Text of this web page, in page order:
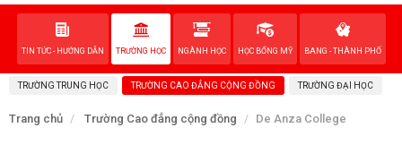
TIN TỨC - HƯỚNG DẪN TRƯỜNG HỌC NGÀNH HỌC HỌC BỔNG MỸ BANG - THÀNH PHỐ
TRƯỜNG TRUNG HỌC TRƯỜNG CAO ĐẲNG CỘNG ĐỒNG TRƯỜNG ĐẠI HỌC
Trang chủ Trường Cao đẳng cộng đồng De Anza College
DỊCH VỤ
VỀ NAM PHONG